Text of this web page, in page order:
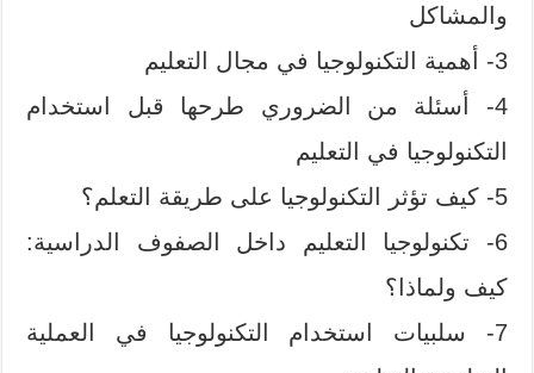
والمشاكل
3- أهمية التكنولوجيا في مجال التعليم
4- أسئلة من الضروري طرحها قبل استخدام
التكنولوجيا في التعليم
5- كيف تؤثر التكنولوجيا على طريقة التعلم؟
6- تكنولوجيا التعليم داخل الصفوف الدراسية:
كيف ولماذا؟
7- سلبيات استخدام التكنولوجيا في العملية